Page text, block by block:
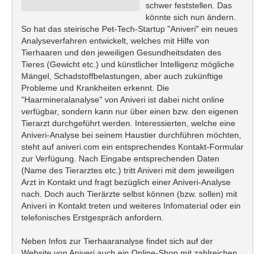
schwer feststellen. Das
könnte sich nun ändern.
So hat das steirische Pet-Tech-Startup "Aniveri" ein neues
Analyseverfahren entwickelt, welches mit Hilfe von
Tierhaaren und den jeweiligen Gesundheitsdaten des
Tieres (Gewicht etc.) und künstlicher Intelligenz mögliche
Mängel, Schadstoffbelastungen, aber auch zukünftige
Probleme und Krankheiten erkennt. Die
"Haarmineralanalyse" von Aniveri ist dabei nicht online
verfügbar, sondern kann nur über einen bzw. den eigenen
Tierarzt durchgeführt werden. Interessierten, welche eine
Aniveri-Analyse bei seinem Haustier durchführen möchten,
steht auf aniveri.com ein entsprechendes Kontakt-Formular
zur Verfügung. Nach Eingabe entsprechenden Daten
(Name des Tierarztes etc.) tritt Aniveri mit dem jeweiligen
Arzt in Kontakt und fragt bezüglich einer Aniveri-Analyse
nach. Doch auch Tierärzte selbst können (bzw. sollen) mit
Aniveri in Kontakt treten und weiteres Infomaterial oder ein
telefonisches Erstgespräch anfordern.
Neben Infos zur Tierhaaranalyse findet sich auf der